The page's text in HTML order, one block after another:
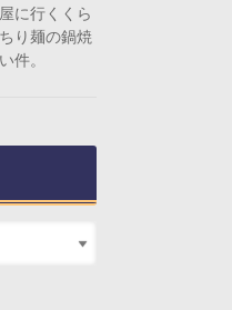
に行くくら
り麺の鍋焼
件。